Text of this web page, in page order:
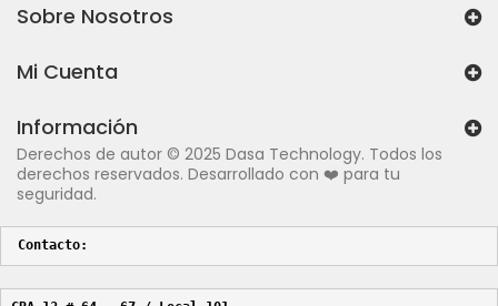
Sobre Nosotros
Mi Cuenta
Información
Derechos de autor © 2025 Dasa Technology. Todos los
derechos reservados. Desarrollado con ❤️ para tu
seguridad.
Contacto: